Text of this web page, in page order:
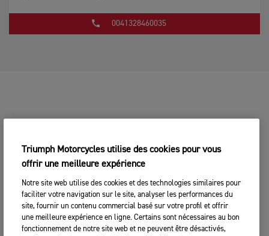
0041328460035
Triumph Motorcycles utilise des cookies pour vous
offrir une meilleure expérience
Notre site web utilise des cookies et des technologies similaires pour
faciliter votre navigation sur le site, analyser les performances du
site, fournir un contenu commercial basé sur votre profil et offrir
une meilleure expérience en ligne. Certains sont nécessaires au bon
fonctionnement de notre site web et ne peuvent être désactivés,